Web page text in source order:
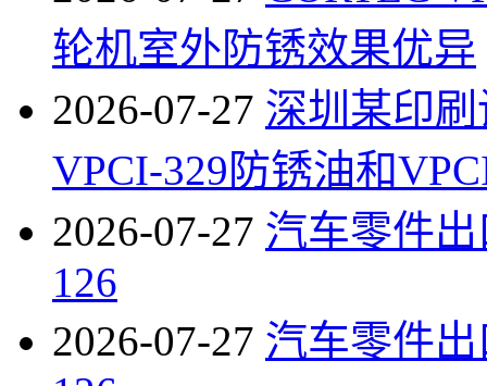
轮机室外防锈效果优异
2026-07-27 深圳某印
VPCI-329防锈油和
2026-07-27 汽车零件
126
2026-07-27 汽车零件